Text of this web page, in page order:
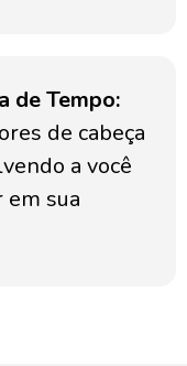
de Tempo:
de cabeça
a você
sua